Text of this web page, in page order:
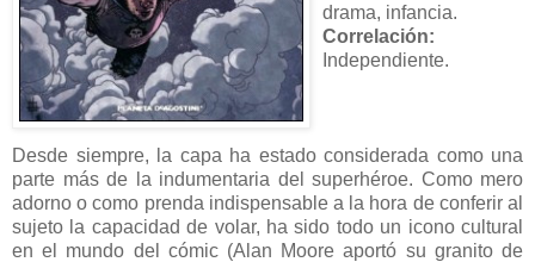
drama, infancia.
Correlación:
Independiente.
Desde siempre, la capa ha estado considerada como una
parte más de la indumentaria del superhéroe. Como mero
adorno o como prenda indispensable a la hora de conferir al
sujeto la capacidad de volar, ha sido todo un icono cultural
en el mundo del cómic (Alan Moore aportó su granito de